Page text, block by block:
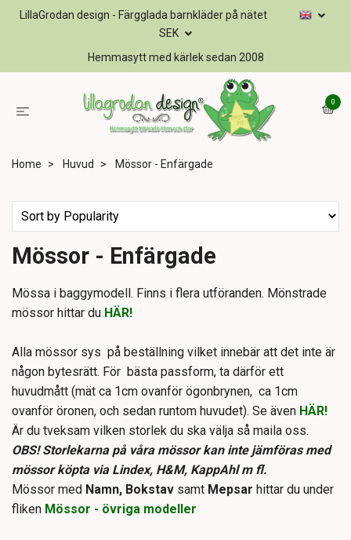
LillaGrodan design - Färgglada barnkläder på nätet
SEK
Hemmasytt med kärlek sedan 2008
0
Home Huvud Mössor - Enfärgade
Mössor - Enfärgade
Mössa i baggymodell. Finns i flera utföranden. Mönstrade
mössor hittar du HÄR!
Alla mössor sys på beställning vilket innebär att det inte är
någon bytesrätt. För bästa passform, ta därför ett
huvudmått (mät ca 1cm ovanför ögonbrynen, ca 1cm
ovanför öronen, och sedan runtom huvudet). Se även HÄR!
Är du tveksam vilken storlek du ska välja så maila oss.
OBS!Storlekarna på våra mössor kan inte jämföras med
mössor köpta via Lindex, H&M, KappAhl m fl.
Mössor med Namn, Bokstav samt Mepsar hittar du under
fliken Mössor - övriga modeller